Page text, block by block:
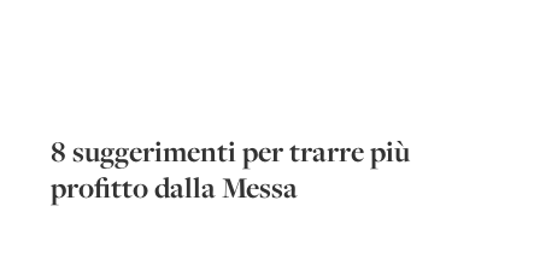
8 suggerimenti per trarre più
profitto dalla Messa